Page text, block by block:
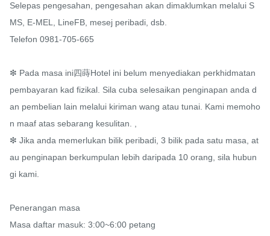
Selepas pengesahan, pengesahan akan dimaklumkan melalui S
MS, E-MEL, LineFB, mesej peribadi, dsb.
Telefon 0981-705-665
❇ Pada masa ini四蒔Hotel ini belum menyediakan perkhidmatan
pembayaran kad fizikal. Sila cuba selesaikan penginapan anda d
an pembelian lain melalui kiriman wang atau tunai. Kami memoho
n maaf atas sebarang kesulitan. ,
❇ Jika anda memerlukan bilik peribadi, 3 bilik pada satu masa, at
au penginapan berkumpulan lebih daripada 10 orang, sila hubun
gi kami.
Penerangan masa
Masa daftar masuk: 3:00~6:00 petang